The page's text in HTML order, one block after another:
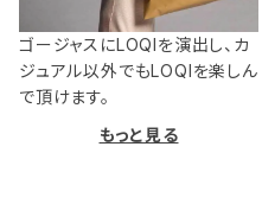
ゴージャスにLOQIを演出し、カ
ジュアル以外でもLOQIを楽しん
で頂けます。
もっと見る